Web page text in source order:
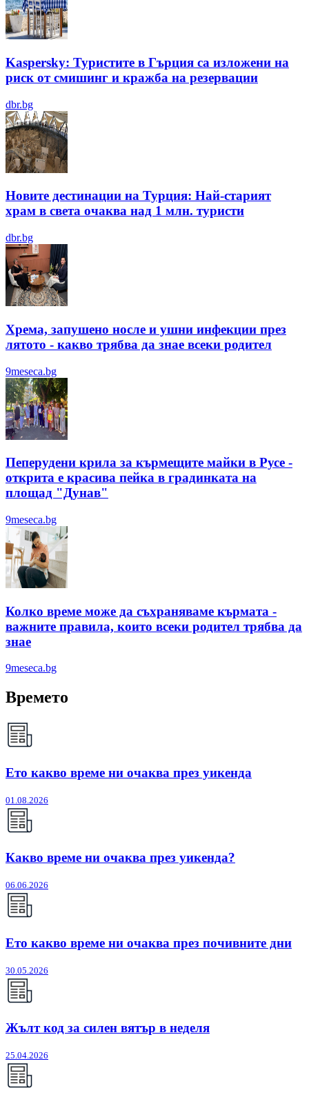
Kaspersky: Туристите в Гърция са изложени на
риск от смишинг и кражба на резервации
dbr.bg
Новите дестинации на Турция: Най-старият
храм в света очаква над 1 млн. туристи
dbr.bg
Хрема, запушено носле и ушни инфекции през
лятотo - какво трябва да знае всеки родител
9meseca.bg
Пеперудени крила за кърмещите майки в Русе -
открита е красива пейка в градинката на
площад "Дунав"
9meseca.bg
Колко време може да съхраняваме кърмата -
важните правила, които всеки родител трябва да
знае
9meseca.bg
Времето
Ето какво време ни очаква през уикенда
01.08.2026
Какво време ни очаква през уикенда?
06.06.2026
Ето какво време ни очаква през почивните дни
30.05.2026
Жълт код за силен вятър в неделя
25.04.2026